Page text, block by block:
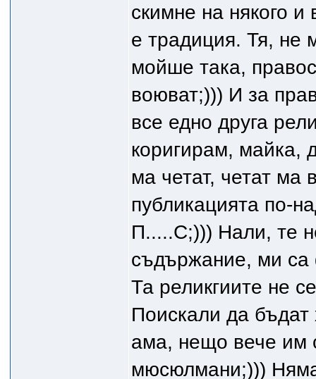
скимне на някого и
е традиция. Тя, не
мойше така,
воюват;))) И за
все едно друга
коригирам, майка,
ма четат, четат ма
публикацията по-
П.....С;))) Нали, те
съдържание, ми са
Та реликгиите не
Поискали да бъдат
ама, нещо вече им
мюсюлмани;)))